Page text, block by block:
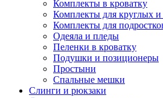
Комплекты в кроватку
Комплекты для круглых и
Комплекты для
Одеяла и пледы
Пеленки в кроватку
Подушки и позиционеры
Простыни
Спальные мешки
Слинги и рюкзаки